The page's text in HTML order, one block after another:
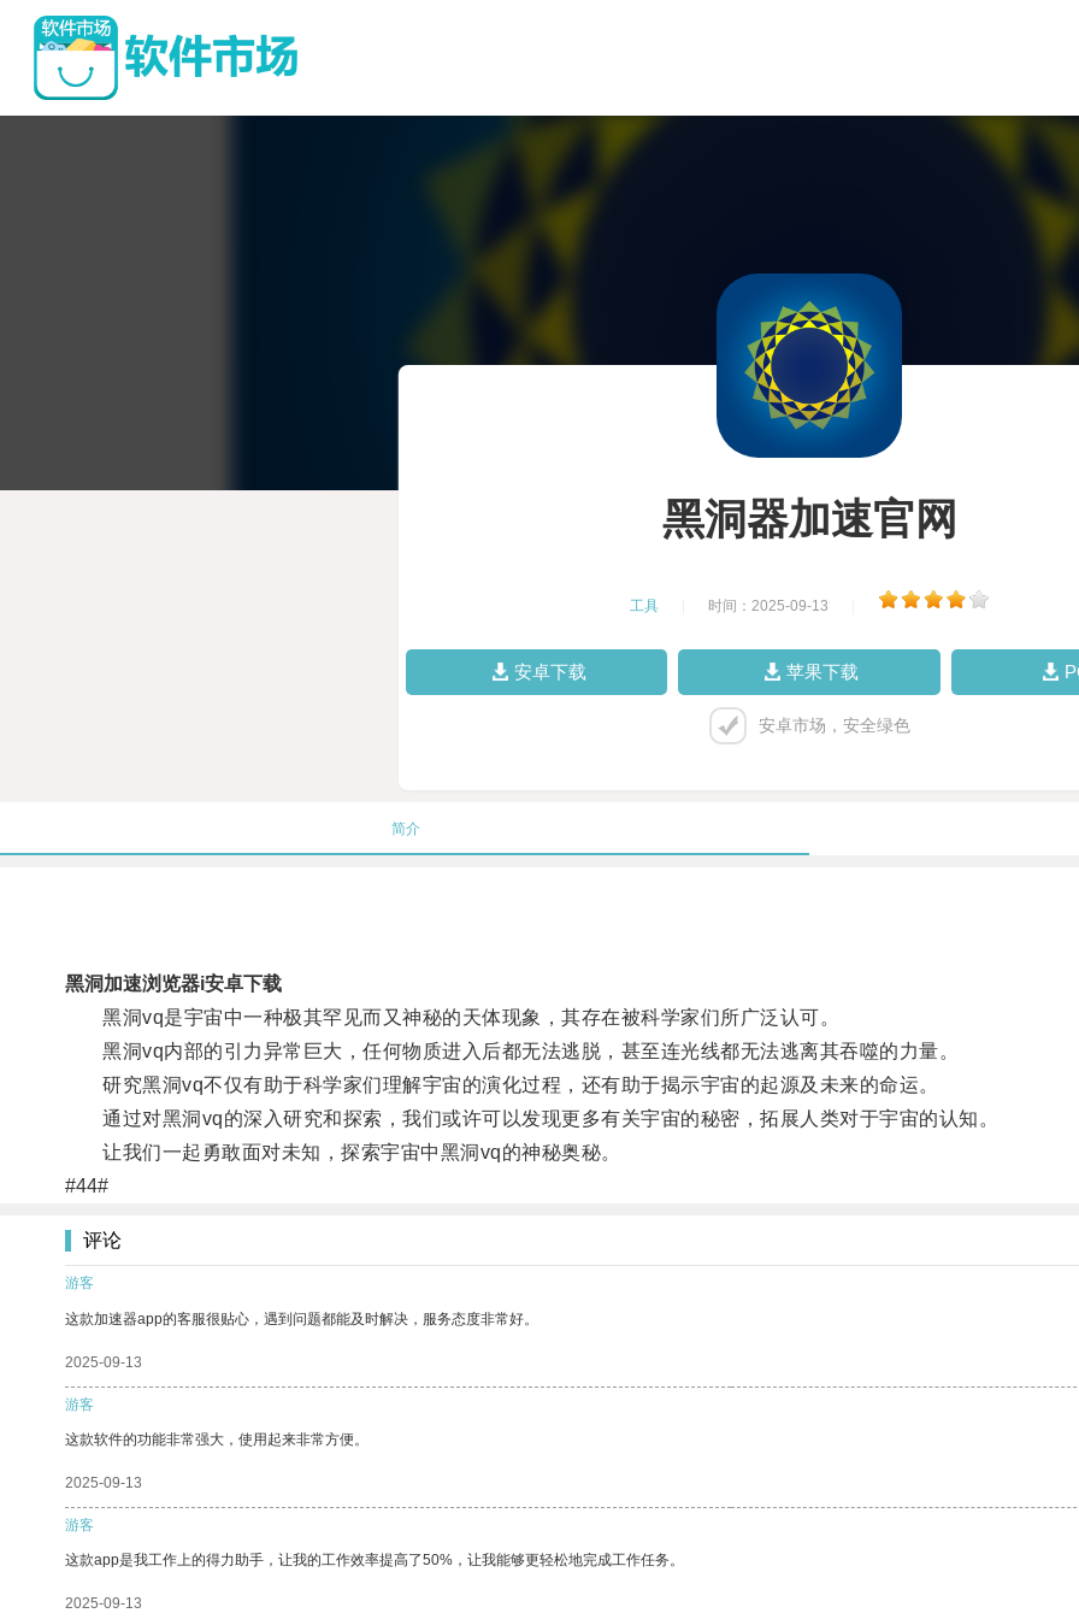
黑洞器加速官网
工具 时间：2025-09-13
安卓下载 苹果下载
安卓市场，安全绿色
简介
黑洞加速浏览器i安卓下载
黑洞vq是宇宙中一种极其罕见而又神秘的天体现象，其存在被科学家们所广泛认可。
黑洞vq内部的引力异常巨大，任何物质进入后都无法逃脱，甚至连光线都无法逃离其吞噬的力量。
研究黑洞vq不仅有助于科学家们理解宇宙的演化过程，还有助于揭示宇宙的起源及未来的命运。
通过对黑洞vq的深入研究和探索，我们或许可以发现更多有关宇宙的秘密，拓展人类对于宇宙的认知。
让我们一起勇敢面对未知，探索宇宙中黑洞vq的神秘奥秘。
#44#
评论
游客
这款加速器app的客服很贴心，遇到问题都能及时解决，服务态度非常好。
2025-09-13
游客
这款软件的功能非常强大，使用起来非常方便。
2025-09-13
游客
这款app是我工作上的得力助手，让我的工作效率提高了50%，让我能够更轻松地完成工作任务。
2025-09-13